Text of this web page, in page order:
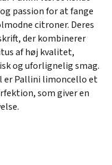
passion for at fange
citroner. Deres
der kombinerer
af høj kvalitet,
og uforlignelig smag.
er Pallini limoncello et
som giver en